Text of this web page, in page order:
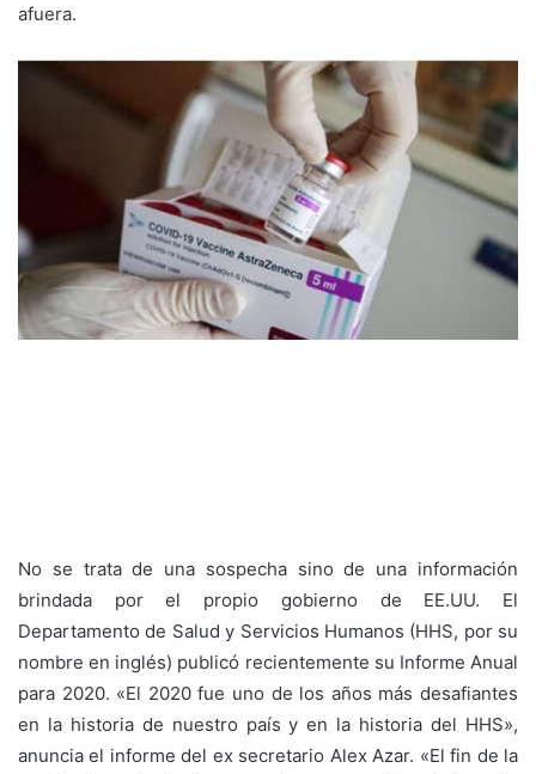
afuera.
No se trata de una sospecha sino de una información
brindada por el propio gobierno de EE.UU. El
Departamento de Salud y Servicios Humanos (HHS, por su
nombre en inglés) publicó recientemente su Informe Anual
para 2020. «El 2020 fue uno de los años más desafiantes
en la historia de nuestro país y en la historia del HHS»,
anuncia el informe del ex secretario Alex Azar. «El fin de la